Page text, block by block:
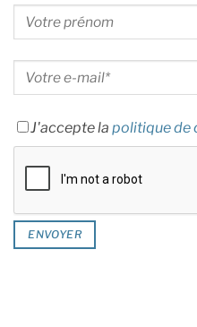
J'accepte la politique de